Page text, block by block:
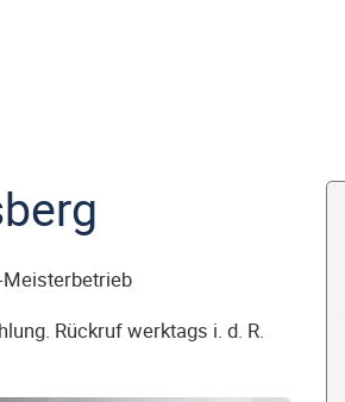
Meisterbetrieb
Rückruf werktags i. d. R.